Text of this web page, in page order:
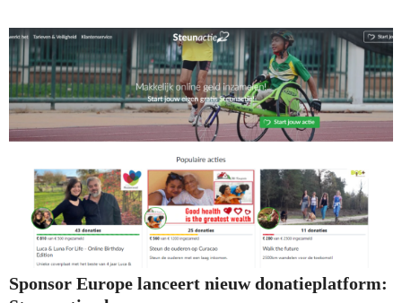
Sponsor Europe lanceert nieuw donatieplatform: